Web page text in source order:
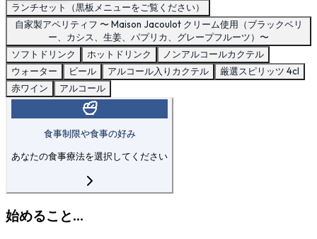
ランチセット（黒板メニューをご覧ください）
自家製アペリティフ 〜 Maison Jacoulot クリーム使用（ブラックベリ
ー、カシス、生姜、パプリカ、グレープフルーツ）〜
ソフトドリンク
ホットドリンク
ノンアルコールカクテル
ウォーター
ビール アルコール入りカクテル
厳選スピリッツ 4cl
赤ワイン
アルコール
食事制限や食事の好み
あなたの食事療法を選択してください
始めること...